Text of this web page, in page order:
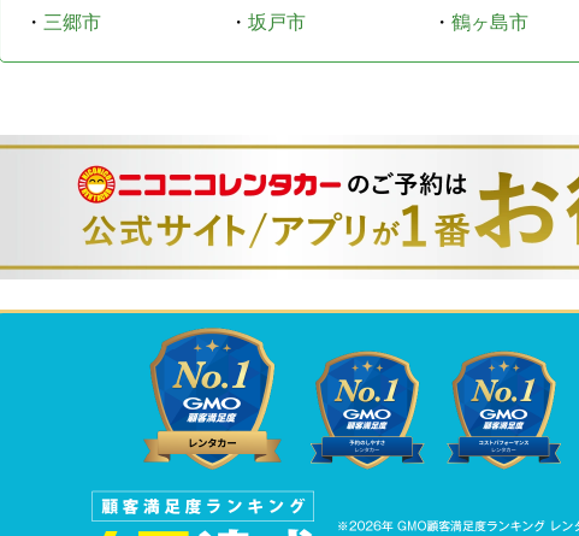
・ 三郷市 ・ 坂戸市 ・ 鶴ヶ島市